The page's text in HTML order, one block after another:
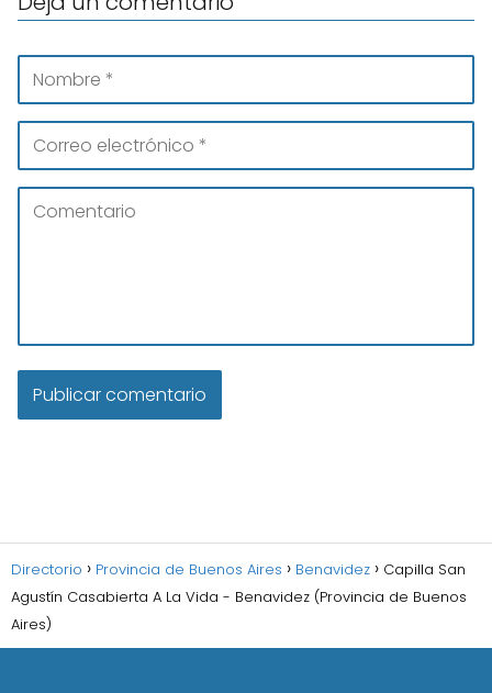
Directorio Provincia de Buenos Aires Benavidez
Capilla San
Agustín Casabierta A La Vida - Benavidez (Provincia de Buenos
Aires)